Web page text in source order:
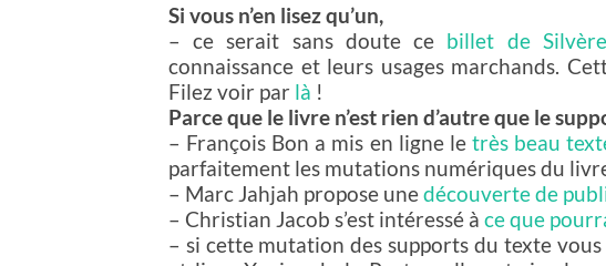
Si vous n’en lisez qu’un,
– ce serait sans doute ce billet de Silvère
connaissance et leurs usages marchands.
Filez voir par là !
Parce que le livre n’est rien d’autre que le
– François Bon a mis en ligne le très beau
parfaitement les mutations numériques du
– Marc Jahjah propose unedécouverte de
– Christian Jacob s’est intéressé à ce que
– si cette mutation des supports du texte